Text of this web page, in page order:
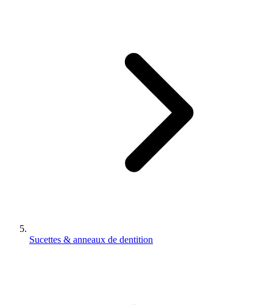
Sucettes & anneaux de dentition